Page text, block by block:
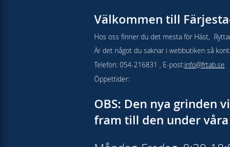
Välkommen till
Hos oss finner du det mesta för Häst,
Är det något du saknar i webbutiken så
Telefon: 054-216831 , E-post:info@frtab.se
Öppettider:
OBS: Den nya grinden
fram till den under